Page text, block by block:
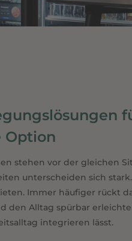
jederzeit verfügbar, mit
Option
stehen vor der gleichen
unterscheiden sich
Immer häufiger rückt
den Alltag spürbar
integrieren lässt.